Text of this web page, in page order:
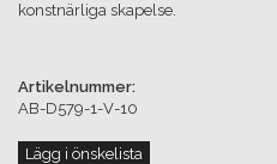
konstnärliga skapelse.
Artikelnummer:
AB-D579-1-V-10
Lägg i önskelista